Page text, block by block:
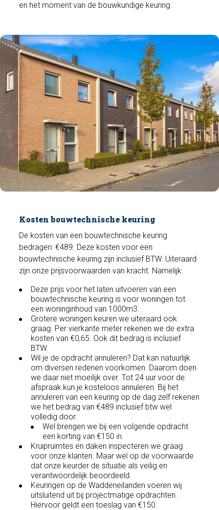
en het moment van de bouwkundige keuring.
Kosten bouwtechnische keuring
De kosten van een bouwtechnische keuring
bedragen: €489. Deze kosten voor een
bouwtechnische keuring zijn inclusief BTW. Uiteraard
zijn onze prijsvoorwaarden van kracht. Namelijk:
Deze prijs voor het laten uitvoeren van een
bouwtechnische keuring is voor woningen tot
een woninginhoud van 1000m3.
Grotere woningen keuren we uiteraard ook
graag. Per vierkante meter rekenen we de extra
kosten van €0,65. Ook dit bedrag is inclusief
BTW.
Wil je de opdracht annuleren? Dat kan natuurlijk
om diversen redenen voorkomen. Daarom doen
we daar niet moeilijk over. Tot 24 uur voor de
afspraak kun je kosteloos annuleren. Bij het
annuleren van een keuring op de dag zelf rekenen
we het bedrag van €489 inclusief btw wel
volledig door.
Wel brengen we bij een volgende opdracht
een korting van €150 in.
Kruipruimtes en daken inspecteren we graag
voor onze klanten. Maar wel op de voorwaarde
dat onze keurder de situatie als veilig en
verantwoordelijk beoordeeld.
Keuringen op de Waddeneilanden voeren wij
uitsluitend uit bij projectmatige opdrachten.
Hiervoor geldt een toeslag van €150.